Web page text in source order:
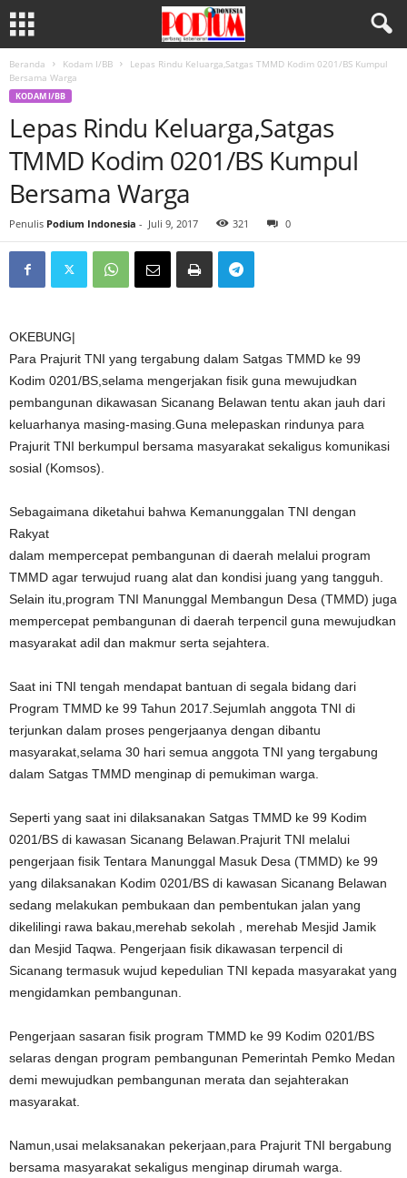
Beranda Kodam I/BB
Lepas Rindu Keluarga,Satgas TMMD Kodim 0201/BS Kumpul
Bersama Warga
KODAM I/BB
Lepas Rindu Keluarga,Satgas
TMMD Kodim 0201/BS Kumpul
Bersama Warga
Penulis Podium Indonesia - Juli 9, 2017 321 0
OKEBUNG|
Para Prajurit TNI yang tergabung dalam Satgas TMMD ke 99
Kodim 0201/BS,selama mengerjakan fisik guna mewujudkan
pembangunan dikawasan Sicanang Belawan tentu akan jauh dari
keluarhanya masing-masing.Guna melepaskan rindunya para
Prajurit TNI berkumpul bersama masyarakat sekaligus komunikasi
sosial (Komsos).
Sebagaimana diketahui bahwa Kemanunggalan TNI dengan
Rakyat
dalam mempercepat pembangunan di daerah melalui program
TMMD agar terwujud ruang alat dan kondisi juang yang tangguh.
Selain itu,program TNI Manunggal Membangun Desa (TMMD) juga
mempercepat pembangunan di daerah terpencil guna mewujudkan
masyarakat adil dan makmur serta sejahtera.
Saat ini TNI tengah mendapat bantuan di segala bidang dari
Program TMMD ke 99 Tahun 2017.Sejumlah anggota TNI di
terjunkan dalam proses pengerjaanya dengan dibantu
masyarakat,selama 30 hari semua anggota TNI yang tergabung
dalam Satgas TMMD menginap di pemukiman warga.
Seperti yang saat ini dilaksanakan Satgas TMMD ke 99 Kodim
0201/BS di kawasan Sicanang Belawan.Prajurit TNI melalui
pengerjaan fisik Tentara Manunggal Masuk Desa (TMMD) ke 99
yang dilaksanakan Kodim 0201/BS di kawasan Sicanang Belawan
sedang melakukan pembukaan dan pembentukan jalan yang
dikelilingi rawa bakau,merehab sekolah , merehab Mesjid Jamik
dan Mesjid Taqwa. Pengerjaan fisik dikawasan terpencil di
Sicanang termasuk wujud kepedulian TNI kepada masyarakat yang
mengidamkan pembangunan.
Pengerjaan sasaran fisik program TMMD ke 99 Kodim 0201/BS
selaras dengan program pembangunan Pemerintah Pemko Medan
demi mewujudkan pembangunan merata dan sejahterakan
masyarakat.
Namun,usai melaksanakan pekerjaan,para Prajurit TNI bergabung
bersama masyarakat sekaligus menginap dirumah warga.